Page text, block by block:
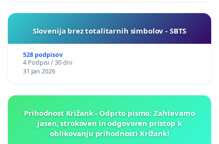
Slovenija brez totalitarnih simbolov - SBTS
528 podpisov
4 Podpisi / 30 dni
31 Jan 2026
Prihodnost Križank - Odprto pismo: Zahtevamo
jasen, strokoven in odgovoren pristop k
oblikovanju prihodnosti Križank!